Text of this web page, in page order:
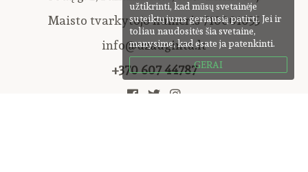
Maisto tvarkytojo numeris 710001055
info@uzauginta.lt
+370 607 44787
užtikrinti, kad mūsų svetainėje
suteiktų jums geriausią patirtį. Jei ir
toliau naudositės šia svetaine,
manysime, kad esate ja patenkinti.
GERAI